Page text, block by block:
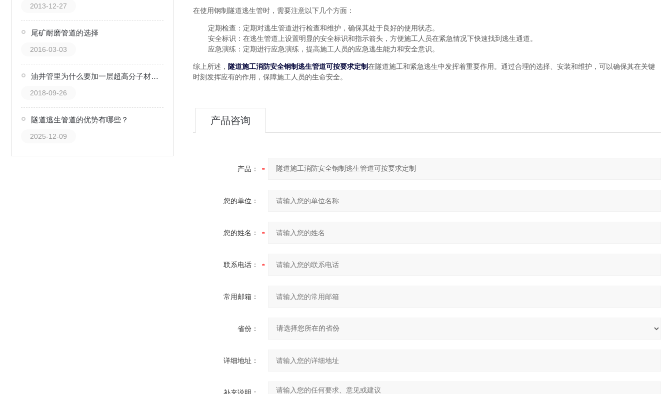
在使用钢制隧道逃生管时，需要注意以下几个方面：
定期检查 ：定期对逃生管道进行检查和维护，确保其处于良好的使用状态。
安全标识 ：在逃生管道上设置明显的安全标识和指示箭头，方便施工人员在紧急情况下快速找到逃生通道。
应急演练 ：定期进行应急演练，提高施工人员的应急逃生能力和安全意识。
综上所述， 隧道施工消防安全钢制逃生管道可按要求定制在隧道施工和紧急逃生中发挥着重要作用。通过合理的选择、安装和维护，可以确保其在关键
时刻发挥应有的作用，保障施工人员的生命安全。
产品咨询
产品：
您的单位：
您的姓名：
联系电话：
常用邮箱：
省份：
详细地址：
2013-12-27
尾矿耐磨管道的选择
2016-03-03
油井管里为什么要加一层超高分子材质内衬管
2018-09-26
隧道逃生管道的优势有哪些？
2025-12-09